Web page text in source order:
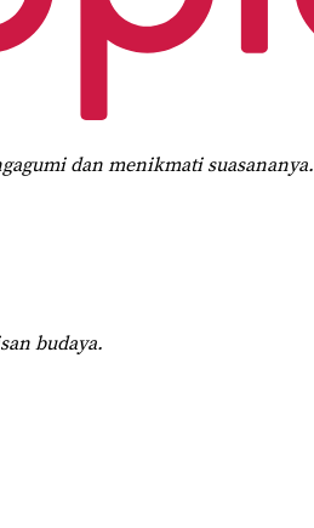
dan menikmati suasananya.
budaya.